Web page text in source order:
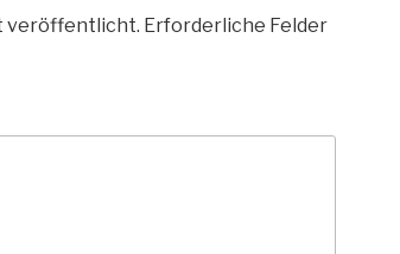
veröffentlicht. Erforderliche Felder